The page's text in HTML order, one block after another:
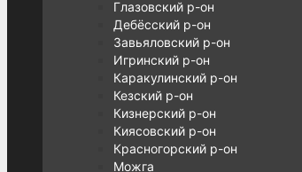
Глазовский р-он
Дебёсский р-он
Завьяловский р-он
Игринский р-он
Каракулинский р-он
Кезский р-он
Кизнерский р-он
Киясовский р-он
Красногорский р-он
Можга